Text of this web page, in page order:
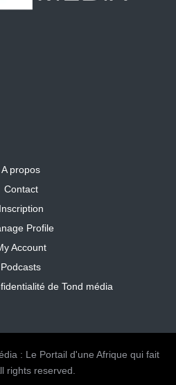
A propos
Contact
Inscription
Profile
Account
Podcasts
de Tond média
: Le Portail d'une Afrique qui fait
rights reserved.